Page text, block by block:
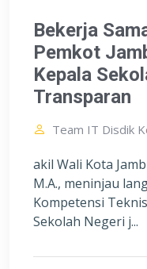
Bekerja
Pemkot
Kepala
Transparan
Team IT Disdik
akil Wali Kota
M.A., meninjau
Kompetensi
Sekolah Negeri j...